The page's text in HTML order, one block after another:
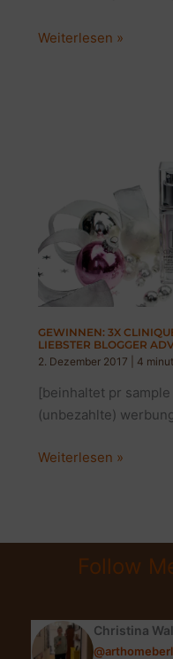
MEINE
Weiterlesen »
GEWINNEN: 3X
LIEBSTER BLOGGER
2. Dezember 2017
4
[beinhaltet pr
(unbezahlte)
GEWINNEN:
MIT
ADVENT
Weiterlesen »
Follow
Christina